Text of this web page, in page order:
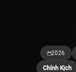
2026
Chính Kịch